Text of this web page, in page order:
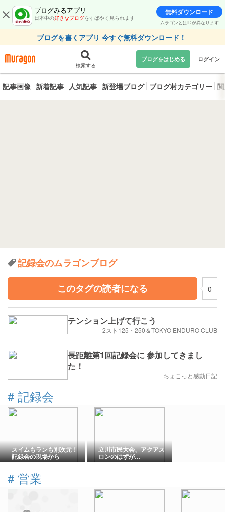
ブログみるアプリ
日本中の好きなブログをすばやく見られます
無料ダウンロード
ムラゴンとはIDが異なります
ブログを書くアプリ 今すぐ無料ダウンロード！
検索する
ブログをはじめる ログイン
記事画像 新着記事 人気記事 新登場ブログ ブログ村カテゴリー
記録会のムラゴンブログ
このタグの読者になる
0
テンション上げて行こう
2スト125・250＆TOKYO ENDURO CLUB
長距離第1回記録会に 参加してきまし
た！
ちょこっと感動日記
# 記録会
スイムもランも別次元！
記録会の現場から
立川市民大会、アクアス
ロンのはずが…
# 営業